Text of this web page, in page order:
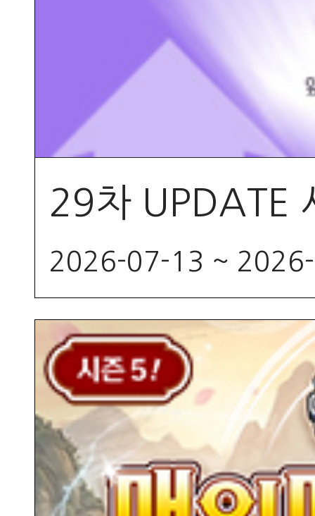
29차 UPDATE
2026-07-13 ~